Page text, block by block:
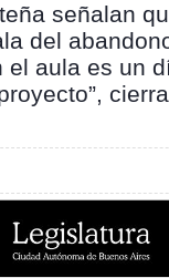
señalan
del
aula es un